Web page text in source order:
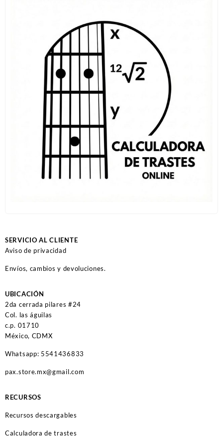
SERVICIO AL CLIENTE
Aviso de privacidad
Envíos, cambios y devoluciones.
UBICACIÓN
2da cerrada pilares #24
Col. las águilas
c.p. 01710
México, CDMX
Whatsapp: 5541436833
pax.store.mx@gmail.com
RECURSOS
Recursos descargables
Calculadora de trastes